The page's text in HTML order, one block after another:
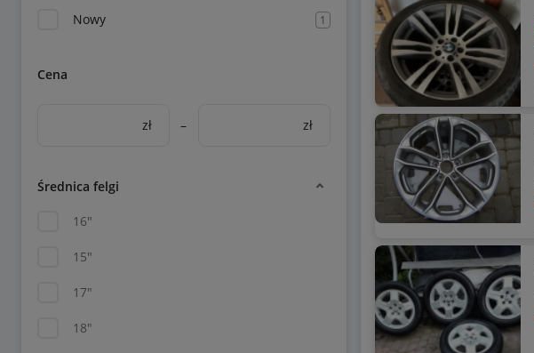
Nowy 1
Cena
zł – zł
Średnica felgi
16"
15"
17"
18"